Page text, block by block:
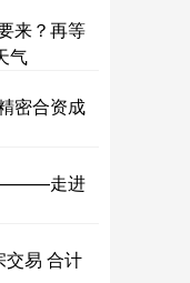
来？再等
气
密合资成
———走进
交易 合计